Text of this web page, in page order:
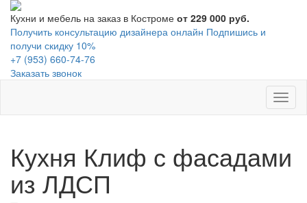
Кухни и мебель на заказ в Костроме от 229 000 руб.
Получить консультацию дизайнера онлайн Подпишись и
получи скидку 10%
+7 (953) 660-74-76
Заказать звонок
Кухня Клиф с фасадами
из ЛДСП